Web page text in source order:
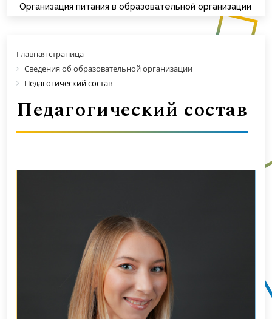
Организация питания в образовательной организации
Главная страница
Сведения об образовательной организации
Педагогический состав
Педагогический состав